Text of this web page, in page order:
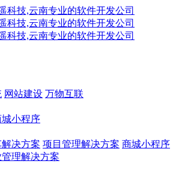
网站建设 万物互联
城小程序
决方案 项目管理解决方案 商城小程序
理解决方案